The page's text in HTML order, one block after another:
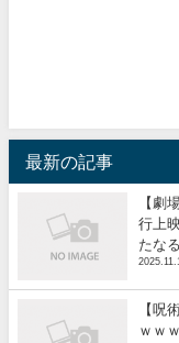
最新の記事
【劇
行上
たな
【呪
ｗｗ